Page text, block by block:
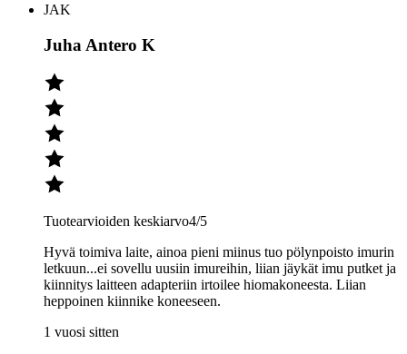
JAK
Juha Antero K
Tuotearvioiden keskiarvo4/5
Hyvä toimiva laite, ainoa pieni miinus tuo pölynpoisto imurin
letkuun...ei sovellu uusiin imureihin, liian jäykät imu putket ja
kiinnitys laitteen adapteriin irtoilee hiomakoneesta. Liian
heppoinen kiinnike koneeseen.
1 vuosi sitten